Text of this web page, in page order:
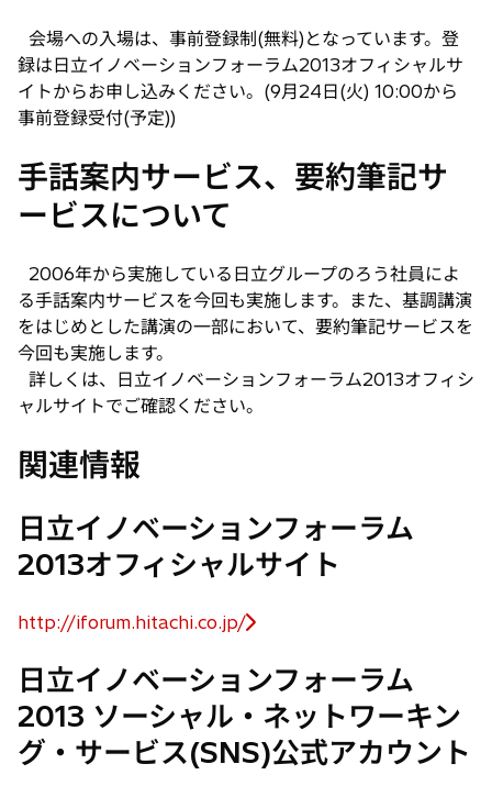
会場への入場は、事前登録制(無料)となっています。登
録は日立イノベーションフォーラム2013オフィシャルサ
イトからお申し込みください。(9月24日(火) 10:00から
事前登録受付(予定))
手話案内サービス、要約筆記サ
ービスについて
2006年から実施している日立グループのろう社員によ
る手話案内サービスを今回も実施します。また、基調講演
をはじめとした講演の一部において、要約筆記サービスを
今回も実施します。
詳しくは、日立イノベーションフォーラム2013オフィシ
ャルサイトでご確認ください。
関連情報
日立イノベーションフォーラム
2013オフィシャルサイト
http://iforum.hitachi.co.jp/
新
い
タ
ブ
で
日立イノベーションフォーラム
2013 ソーシャル・ネットワーキン
グ・サービス(SNS)公式アカウント